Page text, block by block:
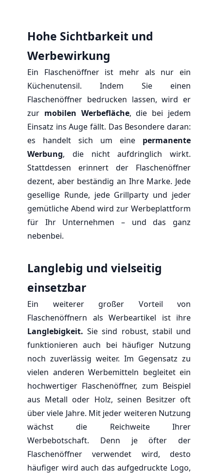
Hohe Sichtbarkeit und
Werbewirkung
Ein Flaschenöffner ist mehr als nur ein
Küchenutensil. Indem Sie einen
Flaschenöffner bedrucken lassen, wird er
zur mobilen Werbefläche, die bei jedem
Einsatz ins Auge fällt. Das Besondere daran:
es handelt sich um eine permanente
Werbung, die nicht aufdringlich wirkt.
Stattdessen erinnert der Flaschenöffner
dezent, aber beständig an Ihre Marke. Jede
gesellige Runde, jede Grillparty und jeder
gemütliche Abend wird zur Werbeplattform
für Ihr Unternehmen – und das ganz
nebenbei.
Langlebig und vielseitig
einsetzbar
Ein weiterer großer Vorteil von
Flaschenöffnern als Werbeartikel ist ihre
Langlebigkeit. Sie sind robust, stabil und
funktionieren auch bei häufiger Nutzung
noch zuverlässig weiter. Im Gegensatz zu
vielen anderen Werbemitteln begleitet ein
hochwertiger Flaschenöffner, zum Beispiel
aus Metall oder Holz, seinen Besitzer oft
über viele Jahre. Mit jeder weiteren Nutzung
wächst die Reichweite Ihrer
Werbebotschaft. Denn je öfter der
Flaschenöffner verwendet wird, desto
häufiger wird auch das aufgedruckte Logo,